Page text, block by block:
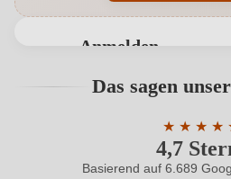
adresse
Anmelden
Benutzern abgegeben
Neuer Kunde?
Das sagen
4,7
★ ★ ★ ★
Basierend auf 6.689